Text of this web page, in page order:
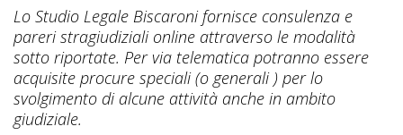
Lo Studio Legale Biscaroni fornisce consulenza e
pareri stragiudiziali online attraverso le modalità
sotto riportate. Per via telematica potranno essere
acquisite procure speciali (o generali ) per lo
svolgimento di alcune attività anche in ambito
giudiziale.